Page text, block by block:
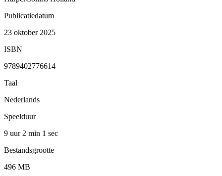
Publicatiedatum
23 oktober 2025
ISBN
9789402776614
Taal
Nederlands
Speelduur
9 uur 2 min 1 sec
Bestandsgrootte
496 MB